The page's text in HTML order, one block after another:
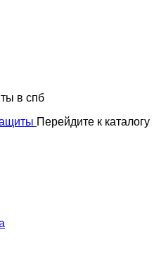
Перейдите к каталогу